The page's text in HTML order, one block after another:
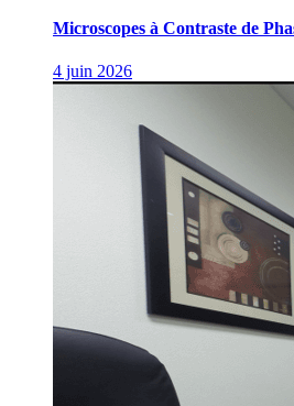
Microscopes à Contraste de
4 juin 2026